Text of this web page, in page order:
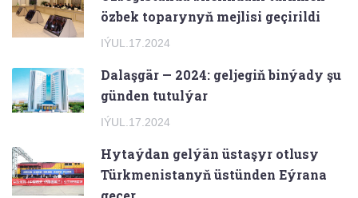
özbek toparynyň mejlisi geçirildi
IÝUL.17.2024
Dalaşgär — 2024: geljegiň binýady şu
günden tutulýar
IÝUL.17.2024
Hytaýdan gelýän üstaşyr otlusy
Türkmenistanyň üstünden Eýrana